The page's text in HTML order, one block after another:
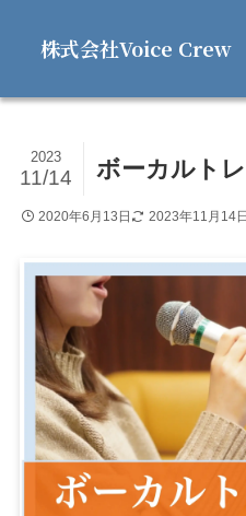
株式会社Voice Crew
ボーカルト
2023
11/14
2020年6月13日 2023年11月14日